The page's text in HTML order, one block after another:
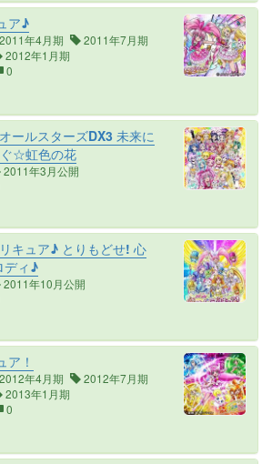
ア♪
2011年4月期
2011年7月期
2012年1月期
0
ールスターズDX3 未来に
☆虹色の花
2011年3月公開
キュア♪ とりもどせ! 心
ディ♪
2011年10月公開
ア！
2012年4月期
2012年7月期
2013年1月期
0